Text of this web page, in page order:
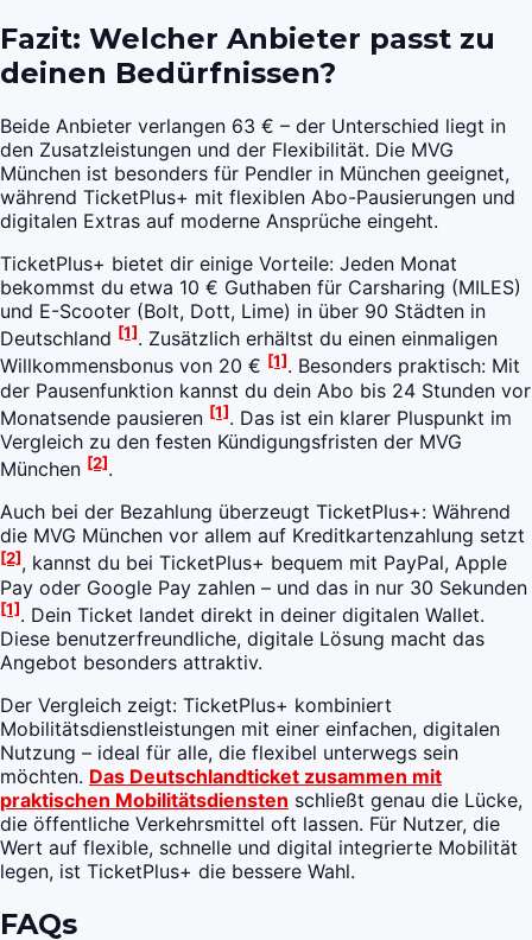
Fazit: Welcher Anbieter passt zu
deinen Bedürfnissen?
Beide Anbieter verlangen 63 € – der Unterschied liegt in
den Zusatzleistungen und der Flexibilität. Die MVG
München ist besonders für Pendler in München geeignet,
während TicketPlus+ mit flexiblen Abo-Pausierungen und
digitalen Extras auf moderne Ansprüche eingeht.
TicketPlus+ bietet dir einige Vorteile: Jeden Monat
bekommst du etwa 10 € Guthaben für Carsharing (MILES)
und E-Scooter (Bolt, Dott, Lime) in über 90 Städten in
Deutschland [1]. Zusätzlich erhältst du einen einmaligen
Willkommensbonus von 20 € [1]. Besonders praktisch: Mit
der Pausenfunktion kannst du dein Abo bis 24 Stunden vor
Monatsende pausieren [1]. Das ist ein klarer Pluspunkt im
Vergleich zu den festen Kündigungsfristen der MVG
München [2].
Auch bei der Bezahlung überzeugt TicketPlus+: Während
die MVG München vor allem auf Kreditkartenzahlung setzt
[2], kannst du bei TicketPlus+ bequem mit PayPal, Apple
Pay oder Google Pay zahlen – und das in nur 30 Sekunden
[1]. Dein Ticket landet direkt in deiner digitalen Wallet.
Diese benutzerfreundliche, digitale Lösung macht das
Angebot besonders attraktiv.
Der Vergleich zeigt: TicketPlus+ kombiniert
Mobilitätsdienstleistungen mit einer einfachen, digitalen
Nutzung – ideal für alle, die flexibel unterwegs sein
möchten. Das Deutschlandticket zusammen mit
praktischen Mobilitätsdiensten schließt genau die Lücke,
die öffentliche Verkehrsmittel oft lassen. Für Nutzer, die
Wert auf flexible, schnelle und digital integrierte Mobilität
legen, ist TicketPlus+ die bessere Wahl.
FAQs